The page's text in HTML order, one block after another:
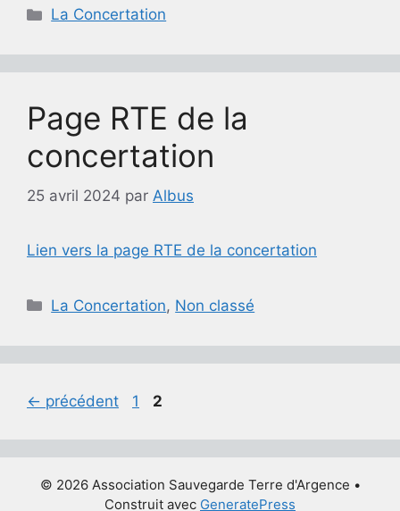
Catégories
La Concertation
Page RTE de la
concertation
25 avril 2024 par Albus
Lien vers la page RTE de la concertation
Catégories
La Concertation, Non classé
← précédent Page
1 Page
2
© 2026 Association Sauvegarde Terre d'Argence •
Construit avec GeneratePress